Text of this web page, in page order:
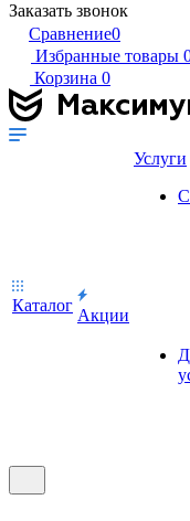
Заказать звонок
Сравнение0
Избранные товары
Корзина 0
Каталог
Акции
Услуги